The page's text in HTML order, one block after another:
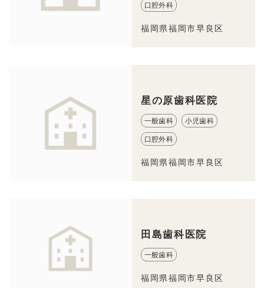
口腔外科
福岡県福岡市早良区
星の原歯科医院
一般歯科 小児歯科
口腔外科
福岡県福岡市早良区
田島歯科医院
一般歯科
福岡県福岡市早良区